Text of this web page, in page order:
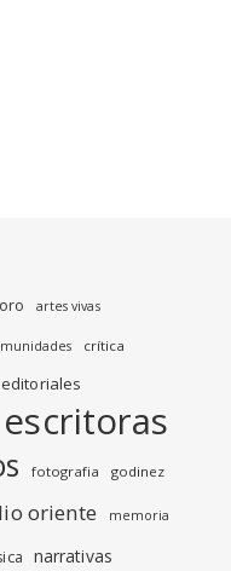
artes vivas
crítica
editoriales
escritoras
fotografia godinez
oriente memoria
narrativas